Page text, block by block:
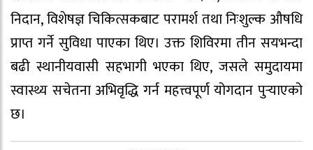
निदान, विशेषज्ञ चिकित्सकबाट परामर्श तथा निःशुल्क औषधि
प्राप्त गर्ने सुविधा पाएका थिए। उक्त शिविरमा तीन सयभन्दा
बढी स्थानीयवासी सहभागी भएका थिए, जसले समुदायमा
स्वास्थ्य सचेतना अभिवृद्धि गर्न महत्त्वपूर्ण योगदान पुर्‍याएको
छ।